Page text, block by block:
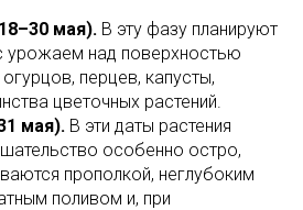
мая). В эту фазу планируют
урожаем над поверхностью
перцев, капусты,
цветочных растений.
мая). В эти даты растения
особенно остро,
прополкой, неглубоким
поливом и, при